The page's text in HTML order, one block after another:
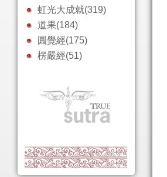
虹光大成就(319)
道果(184)
圓覺經(175)
楞嚴經(51)